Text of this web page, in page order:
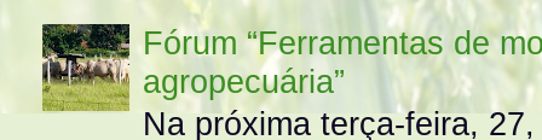
Fórum “Ferramentas de
agropecuária”
Na próxima terça-feira,